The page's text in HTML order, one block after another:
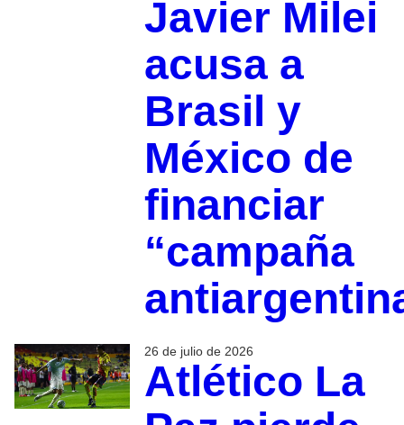
Javier Milei
acusa a
Brasil y
México de
financiar
“campaña
26 de julio de 2026
Atlético La